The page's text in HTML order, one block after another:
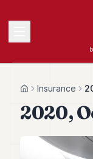
HomeInsurance
2020,